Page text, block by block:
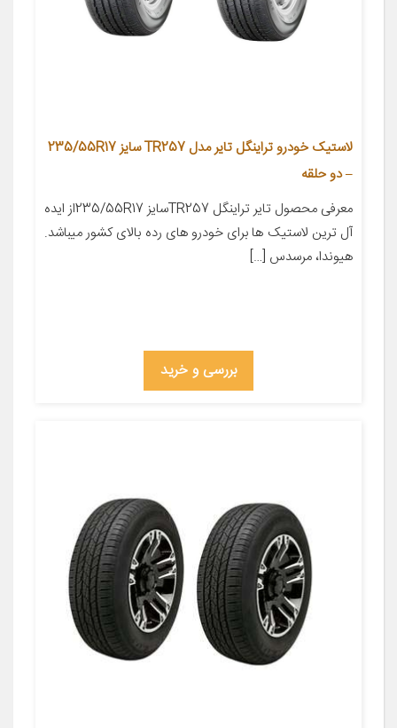
لاستیک خودرو تراینگل تایر مدل TR257 سایز 235/55R17
– دو حلقه
معرفی محصول تایر تراینگل TR257سایز 235/55R17از ایده
آل ترین لاستیک ها برای خودرو های رده بالای کشور میباشد.
هیوندا، مرسدس […]
بررسی و خرید